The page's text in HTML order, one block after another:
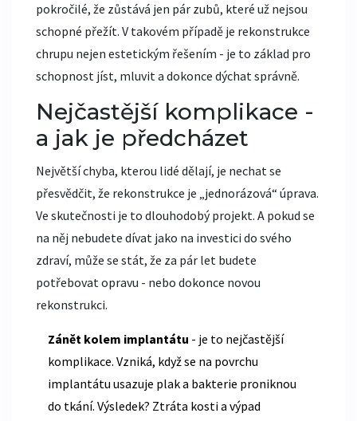
pokročilé, že zůstává jen pár zubů, které už nejsou
schopné přežít. V takovém případě je rekonstrukce
chrupu nejen estetickým řešením - je to základ pro
schopnost jíst, mluvit a dokonce dýchat správně.
Nejčastější komplikace -
a jak je předcházet
Největší chyba, kterou lidé dělají, je nechat se
přesvědčit, že rekonstrukce je „jednorázová“ úprava.
Ve skutečnosti je to dlouhodobý projekt. A pokud se
na něj nebudete dívat jako na investici do svého
zdraví, může se stát, že za pár let budete
potřebovat opravu - nebo dokonce novou
rekonstrukci.
Zánět kolem implantátu - je to nejčastější
komplikace. Vzniká, když se na povrchu
implantátu usazuje plak a bakterie proniknou
do tkání. Výsledek? Ztráta kosti a výpad